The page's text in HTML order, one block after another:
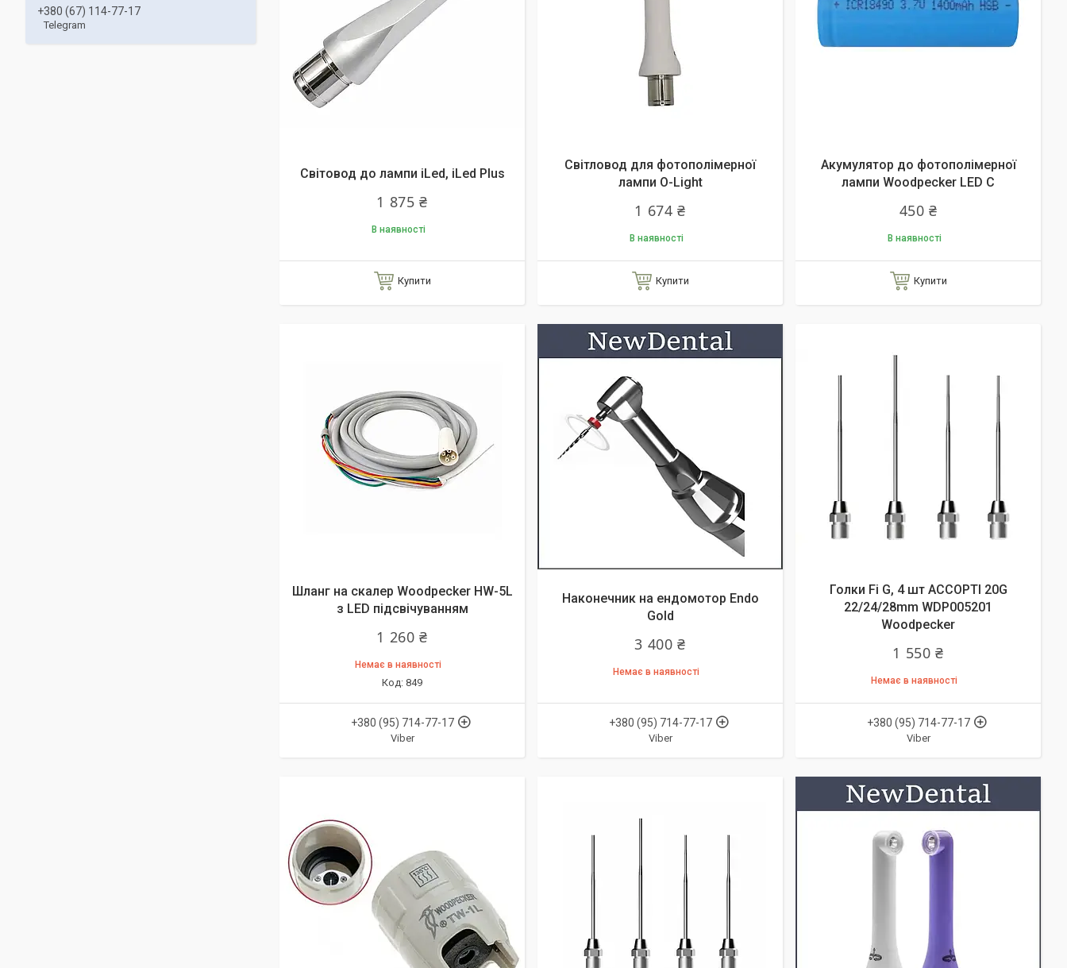
Світовод до лампи iLed, iLed Plus
1 875 ₴
В наявності
Купити
Світловод для фотополімерної
лампи O-Light
1 674 ₴
В наявності
Купити
Акумулятор до фотополімерної
лампи Woodpecker LED С
450 ₴
В наявності
Купити
Шланг на скалер Woodpecker HW-5L
з LED підсвічуванням
1 260 ₴
Немає в наявності
849
+380 (95) 714-77-17
Viber
Наконечник на ендомотор Endo
Gold
3 400 ₴
Немає в наявності
+380 (95) 714-77-17
Viber
Голки Fi G, 4 шт АССОРТІ 20G
22/24/28mm WDP005201
Woodpecker
1 550 ₴
Немає в наявності
+380 (95) 714-77-17
Viber
+380 (67) 114-77-17
Telegram